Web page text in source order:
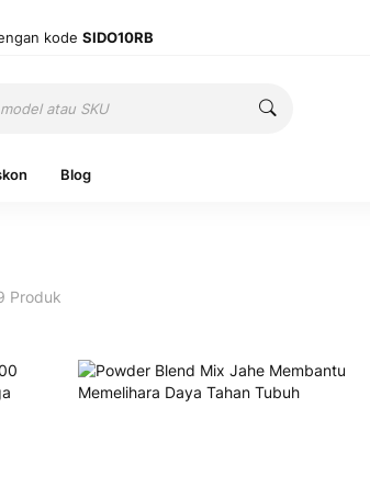
kode SIDO10RB
Belum punya akun?
Blog
Produk